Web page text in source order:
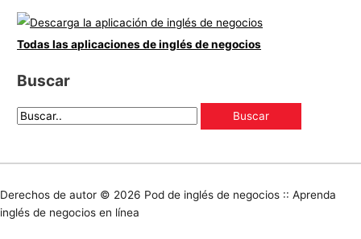
Todas las aplicaciones de inglés de negocios
Buscar
Derechos de autor © 2026 Pod de inglés de negocios :: Aprenda
inglés de negocios en línea